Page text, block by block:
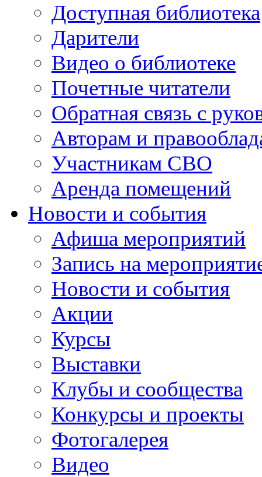
Доступная библиотека
Дарители
Видео о библиотеке
Почетные читатели
Обратная связь с
Авторам и
Участникам СВО
Аренда помещений
Новости и события
Афиша мероприятий
Запись на
Новости и события
Акции
Курсы
Выставки
Клубы и сообщества
Конкурсы и проекты
Фотогалерея
Видео